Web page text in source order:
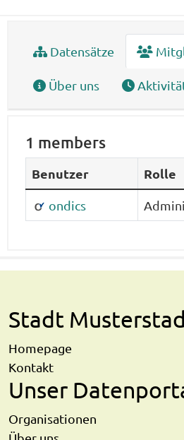
Datensätze
Über uns
1 members
Benutzer Rolle
ondics
Stadt
Homepage
Kontakt
Unser
Organisationen